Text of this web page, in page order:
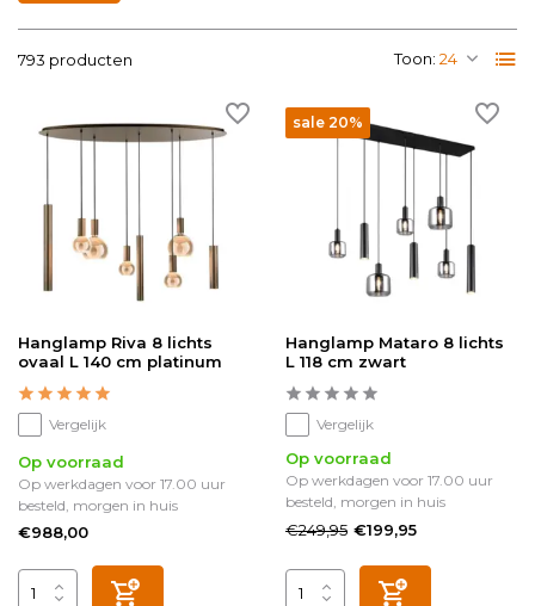
793 producten Toon:
Hanglamp Riva 8 lichts
ovaal L 140 cm platinum
Vergelijk
Op voorraad
Op werkdagen voor 17.00 uur
besteld, morgen in huis
€988,00
sale 20%
Hanglamp Mataro 8 lichts
L 118 cm zwart
Vergelijk
Op voorraad
Op werkdagen voor 17.00 uur
besteld, morgen in huis
€249,95 €199,95